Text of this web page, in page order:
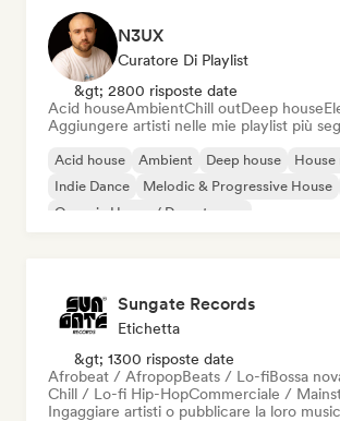
N3UX
Curatore Di Playlist
&gt; 2800 risposte date
Acid houseAmbientChill outDeep house
Aggiungere artisti nelle mie playlist più
Acid house Ambient Deep house
House
Indie Dance
Melodic & Progressive House
Organic House / Downtempo
Sungate Records
Etichetta
&gt; 1300 risposte date
Afrobeat / AfropopBeats / Lo-fiBossa
Chill / Lo-fi Hip-HopCommerciale /
Ingaggiare artisti o pubblicare la loro